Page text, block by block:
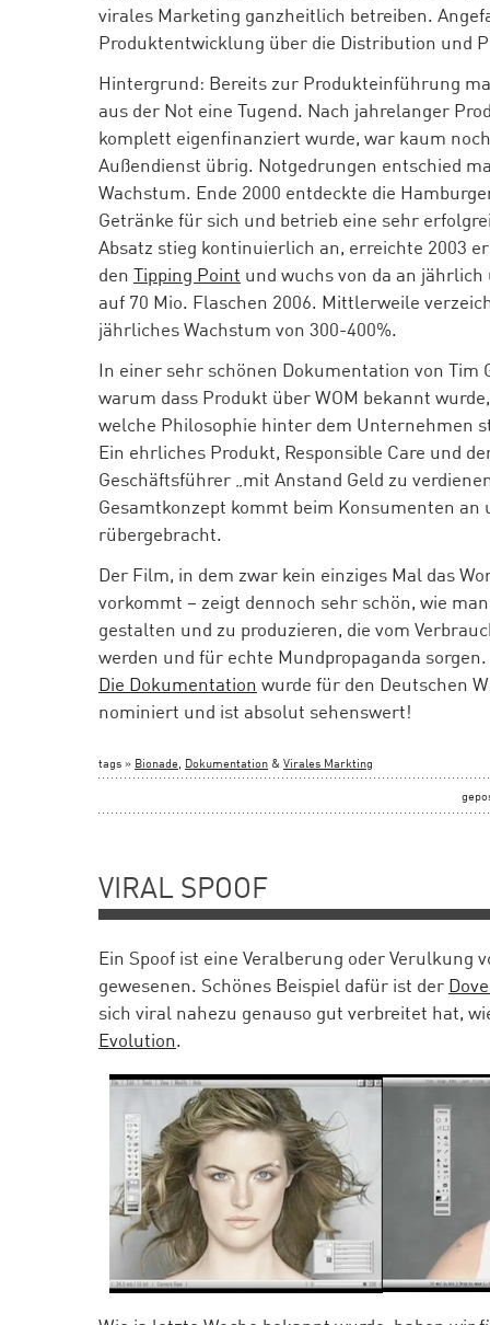
virales Marketing ganzheitlich betreiben.
Produktentwicklung über die Distribution und
Hintergrund: Bereits zur Produkteinführung
aus der Not eine Tugend. Nach jahrelanger
komplett eigenfinanziert wurde, war kaum
Außendienst übrig. Notgedrungen entschied
Wachstum. Ende 2000 entdeckte die
Getränke für sich und betrieb eine sehr
Absatz stieg kontinuierlich an, erreichte 2003
den Tipping Point und wuchs von da an
auf 70 Mio. Flaschen 2006. Mittlerweile
jährliches Wachstum von 300-400%.
In einer sehr schönen Dokumentation von Tim
warum dass Produkt über WOM bekannt
welche Philosophie hinter dem Unternehmen
Ein ehrliches Produkt, Responsible Care und
Geschäftsführer „mit Anstand Geld zu
Gesamtkonzept kommt beim Konsumenten an
rübergebracht.
Der Film, in dem zwar kein einziges Mal das
vorkommt – zeigt dennoch sehr schön, wie
gestalten und zu produzieren, die vom
werden und für echte Mundpropaganda sorgen.
Die Dokumentation wurde für den Deutschen
nominiert und ist absolut sehenswert!
tags » Bionade Dokumentation & Virales Markting
VIRAL SPOOF
Ein Spoof ist eine Veralberung oder Verulkung
gewesenen. Schönes Beispiel dafür ist der
sich viral nahezu genauso gut verbreitet hat,
Evolution.